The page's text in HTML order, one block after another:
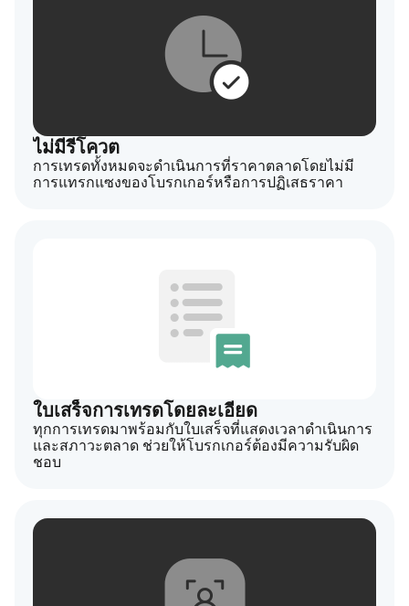
ไม่มีรีโควต
การเทรดทั้งหมดจะดำเนินการที่ราคาตลาดโดยไม่มี
การแทรกแซงของโบรกเกอร์หรือการปฏิเสธราคา
ใบเสร็จการเทรดโดยละเอียด
ทุกการเทรดมาพร้อมกับใบเสร็จที่แสดงเวลาดำเนินการ
และสภาวะตลาด ช่วยให้โบรกเกอร์ต้องมีความรับผิด
ชอบ